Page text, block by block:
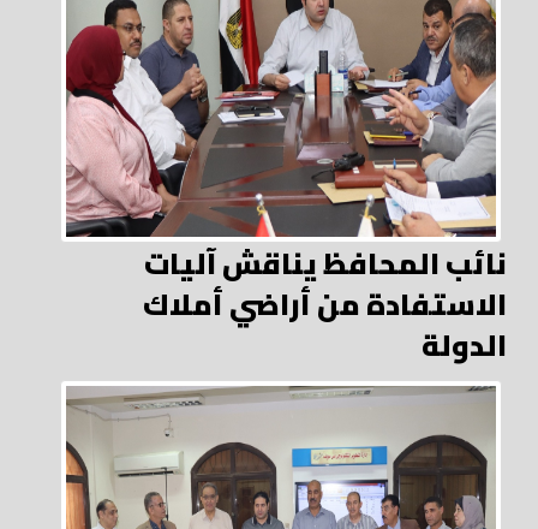
نائب المحافظ يناقش آليات
الاستفادة من أراضي أملاك
الدولة